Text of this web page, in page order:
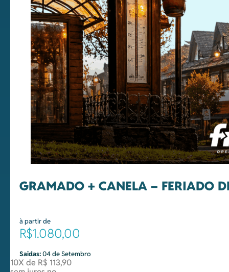
GRAMADO + CANELA – FERIADO
à partir de
R$1.080,00
Saidas:04 de Setembro
10X de R$ 113,90